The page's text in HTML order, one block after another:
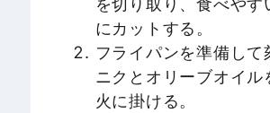
にカットする。
フライパンを準備して
ニクとオリーブオイル
火に掛ける。